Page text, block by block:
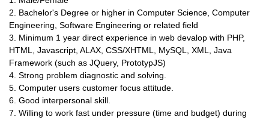
2.
Bachelor's Degree or higher in Computer Science, Computer
Engineering, Software Engineering or related field
3.
Minimum 1 year direct experience in web devalop with PHP,
HTML, Javascript, ALAX, CSS/XHTML, MySQL, XML, Java
Framework (such as JQuery, PrototypJS)
4. Strong problem diagnostic and solving.
5. Computer users customer focus attitude.
6. Good interpersonal skill.
7. Willing to work fast under pressure (time and budget) during